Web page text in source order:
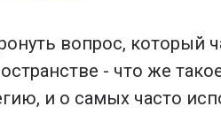
вопрос, который
- что же
и о самых часто